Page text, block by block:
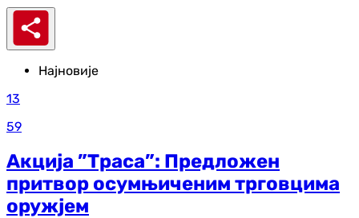
Најновије
13
59
Акција ”Траса”: Предложен
притвор осумњиченим трговцима
оружјем